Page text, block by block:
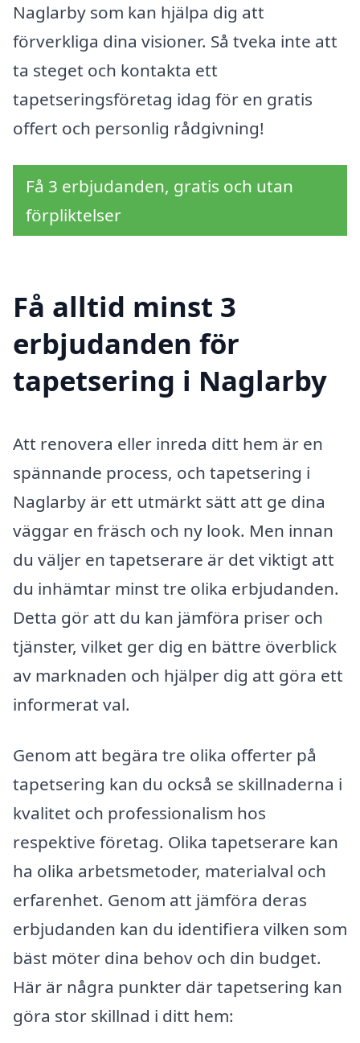
Naglarby som kan hjälpa dig att
förverkliga dina visioner. Så tveka inte att
ta steget och kontakta ett
tapetseringsföretag idag för en gratis
offert och personlig rådgivning!
Få 3 erbjudanden, gratis och utan
förpliktelser
Få alltid minst 3
erbjudanden för
tapetsering i Naglarby
Att renovera eller inreda ditt hem är en
spännande process, och tapetsering i
Naglarby är ett utmärkt sätt att ge dina
väggar en fräsch och ny look. Men innan
du väljer en tapetserare är det viktigt att
du inhämtar minst tre olika erbjudanden.
Detta gör att du kan jämföra priser och
tjänster, vilket ger dig en bättre överblick
av marknaden och hjälper dig att göra ett
informerat val.
Genom att begära tre olika offerter på
tapetsering kan du också se skillnaderna i
kvalitet och professionalism hos
respektive företag. Olika tapetserare kan
ha olika arbetsmetoder, materialval och
erfarenhet. Genom att jämföra deras
erbjudanden kan du identifiera vilken som
bäst möter dina behov och din budget.
Här är några punkter där tapetsering kan
göra stor skillnad i ditt hem: